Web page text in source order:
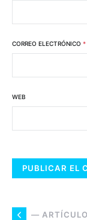
CORREO ELECTRÓNICO *
WEB
—